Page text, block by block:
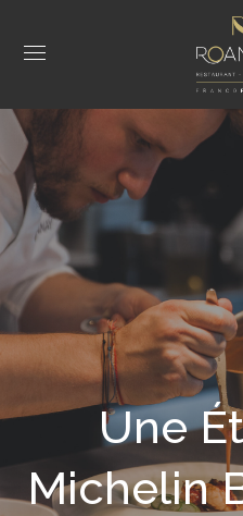
Une
Michelin